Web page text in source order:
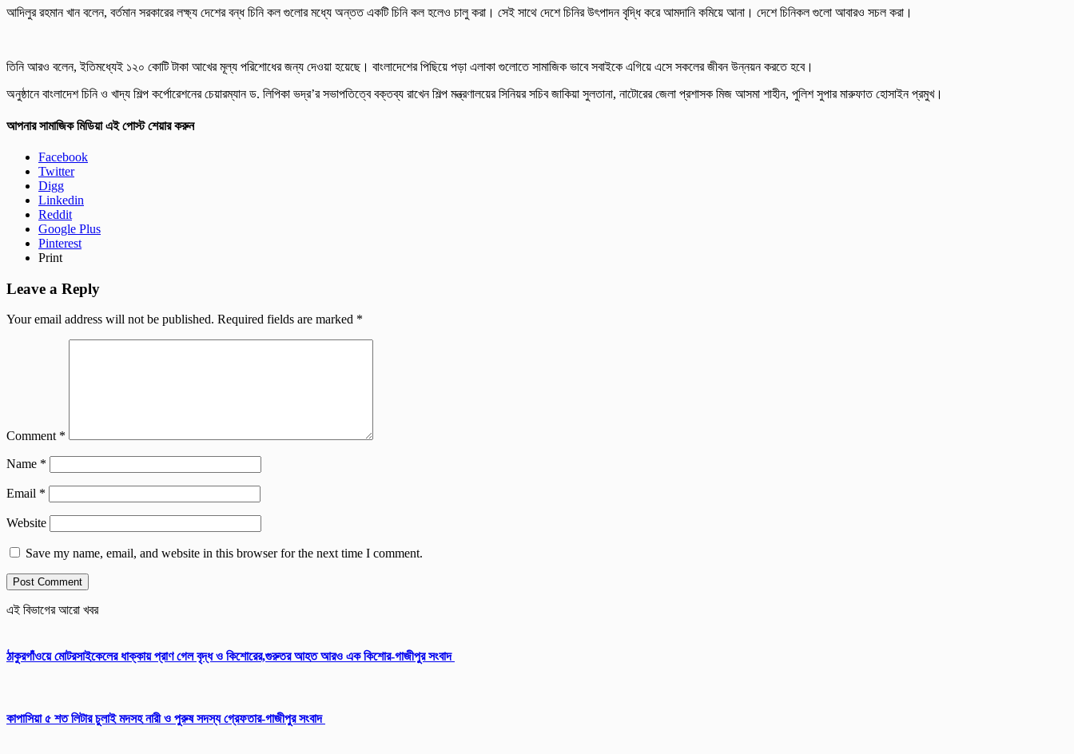
আদিলুর রহমান খান বলেন, বর্তমান সরকারের লক্ষ্য দেশের বন্ধ চিনি কল গুলোর মধ্যে অন্তত একটি চিনি কল হলেও চালু করা। সেই সাথে দেশে চিনির উৎপাদন বৃদ্ধি করে আমদানি কমিয়ে আনা। দেশে চিনিকল গুলো আবারও সচল করা।
তিনি আরও বলেন, ইতিমধ্যেই ১২০ কোটি টাকা আখের মূল্য পরিশোধের জন্য দেওয়া হয়েছে। বাংলাদেশের পিছিয়ে পড়া এলাকা গুলোতে সামাজিক ভাবে সবাইকে এগিয়ে এসে সকলের জীবন উন্নয়ন করতে হবে।
অনুষ্ঠানে বাংলাদেশ চিনি ও খাদ্য শিল্প কর্পোরেশনের চেয়ারম্যান ড. লিপিকা ভদ্র’র সভাপতিত্বে বক্তব্য রাখেন শিল্প মন্ত্রণালয়ের সিনিয়র সচিব জাকিয়া সুলতানা, নাটোরের জেলা প্রশাসক মিজ আসমা শাহীন, পুলিশ সুপার মারুফাত হোসাইন প্রমুখ।
আপনার সামাজিক মিডিয়া এই পোস্ট শেয়ার করুন
Facebook
Twitter
Digg
Linkedin
Reddit
Google Plus
Pinterest
Print
Leave a Reply
Your email address will not be published. Required fields are marked *
Comment *
Name *
Email *
Website
Save my name, email, and website in this browser for the next time I comment.
এই বিভাগের আরো খবর
ঠাকুরগাঁওয়ে মোটরসাইকেলের ধাক্কায় প্রাণ গেল বৃদ্ধ ও কিশোরের,গুরুতর আহত আরও এক কিশোর-গাজীপুর সংবাদ
কাপাসিয়া ৫ শত লিটার চুলাই মদসহ নারী ও পুরুষ সদস্য গ্রেফতার-গাজীপুর সংবাদ